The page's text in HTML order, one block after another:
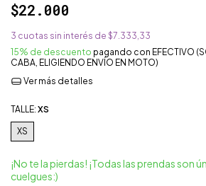
$22.000
3 cuotas sin interés de $7.333,33
15% de descuento pagando con EFECTIVO
CABA, ELIGIENDO ENVÍO EN MOTO)
Ver más detalles
TALLE: XS
XS
¡No te la pierdas! ¡Todas las prendas son
cuelgues:)